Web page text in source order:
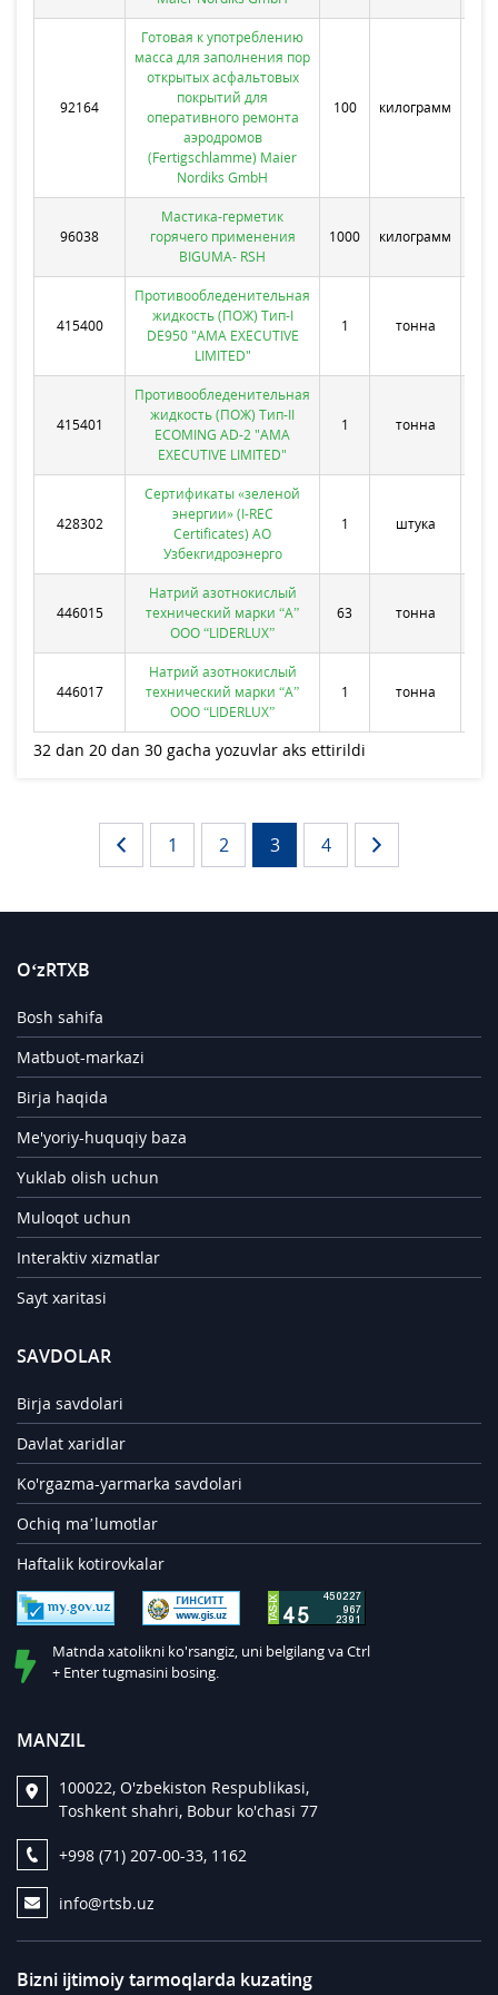
92164
Готовая к употреблению
масса для заполнения пор
открытых асфальтовых
покрытий для
оперативного ремонта
аэродромов
(Fertigschlamme) Maier
Nordiks GmbH
100 килограмм
96038
Мастика-герметик
горячего применения
BIGUMA- RSH
1000 килограмм
415400
Противообледенительная
жидкость (ПОЖ) Тип-I
DE950 "AMA EXECUTIVE
LIMITED"
1 тонна
415401
Противообледенительная
жидкость (ПОЖ) Тип-II
ECOMING AD-2 "AMA
EXECUTIVE LIMITED"
1 тонна
428302
Сертификаты «зеленой
энергии» (I-REC
Certificates) АО
Узбекгидроэнерго
1 штука
446015
Натрий азотнокислый
технический марки “А”
ООО “LIDERLUX”
63 тонна
446017
Натрий азотнокислый
технический марки “А”
ООО “LIDERLUX”
1 тонна
32 dan 20 dan 30 gacha yozuvlar aks ettirildi
1 2 3 4
O‘zRTXB
Bosh sahifa
Matbuot-markazi
Birja haqida
Me'yoriy-huquqiy baza
Yuklab olish uchun
Muloqot uchun
Interaktiv xizmatlar
Sayt xaritasi
SAVDOLAR
Birja savdolari
Davlat xaridlar
Ko'rgazma-yarmarka savdolari
Ochiq ma’lumotlar
Haftalik kotirovkalar
Matnda xatolikni ko'rsangiz, uni belgilang va Ctrl
+ Enter tugmasini bosing.
MANZIL
100022, O'zbekiston Respublikasi,
Toshkent shahri, Bobur ko'chasi 77
+998 (71) 207-00-33, 1162
info@rtsb.uz
Bizni ijtimoiy tarmoqlarda kuzating